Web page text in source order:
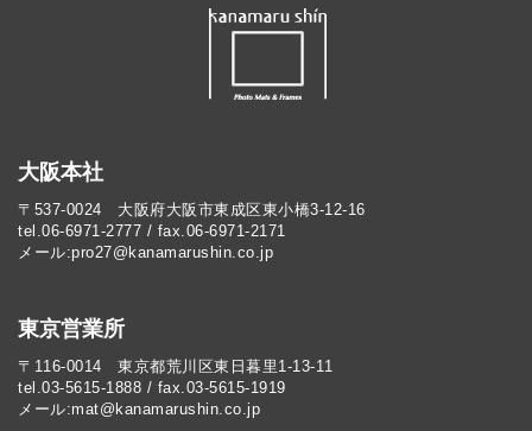
大阪本社
〒537-0024 大阪府大阪市東成区東小橋3-12-16
tel.06-6971-2777 / fax.06-6971-2171
メール:pro27@kanamarushin.co.jp​
東京営業所
〒116-0014 東京都荒川区東日暮里1-13-11
tel.03-5615-1888 / fax.03-5615-1919
メール:mat@kanamarushin.co.jp